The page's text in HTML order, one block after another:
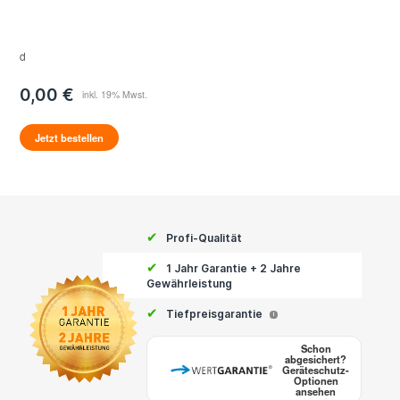
d
0,00 €
Jetzt bestellen
✔ Profi-Qualität
✔
1 Jahr Garantie + 2 Jahre
Gewährleistung
✔ Tiefpreisgarantie i
Schon
abgesichert?
Geräteschutz-
Optionen
ansehen